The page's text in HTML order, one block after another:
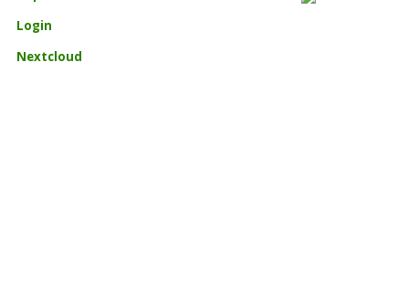
Login
Nextcloud